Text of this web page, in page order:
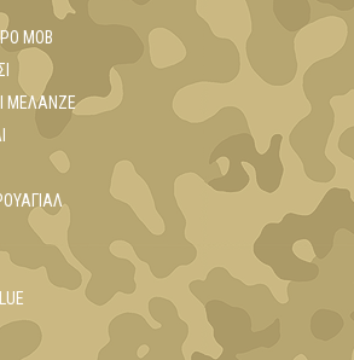
ΜΟΒ
ΜΕΛΑΝΖΕ